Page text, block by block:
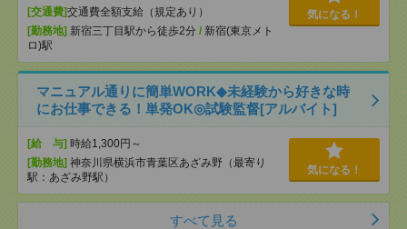
[交通費]交通費全額支給（規定あり）
[勤務地] 新宿三丁目駅から徒歩2分 / 新宿(東京メト
ロ)駅
気になる！
マニュアル通りに簡単WORK◆未経験から好きな時
にお仕事できる！単発OK◎試験監督[アルバイト]
[給 与] 時給1,300円～
[勤務地] 神奈川県横浜市青葉区あざみ野（最寄り
駅：あざみ野駅）
気になる！
すべて見る